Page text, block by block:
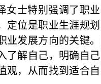
女士特别强调了职
定位是职业生涯规划
业发展方向的关键
了解自己，明确自
观，从而找到适合